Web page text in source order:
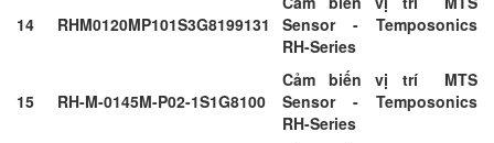
14 RHM0120MP101S3G8199131
Sensor - Temposonics
RH-Series
15 RH-M-0145M-P02-1S1G8100
Cảm biến vị trí MTS
Sensor - Temposonics
RH-Series